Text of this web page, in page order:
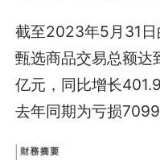
截至2023年5月31
甄选商品交易总额达
亿元，同比增长
去年同期为亏损